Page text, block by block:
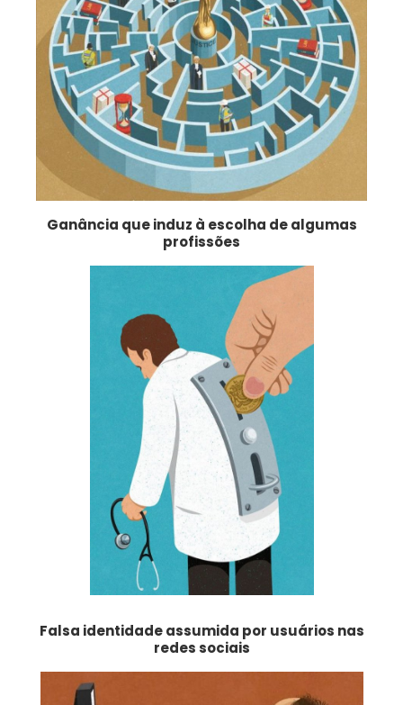
Ganância que induz à escolha de algumas
profissões
Falsa identidade assumida por usuários nas
redes sociais